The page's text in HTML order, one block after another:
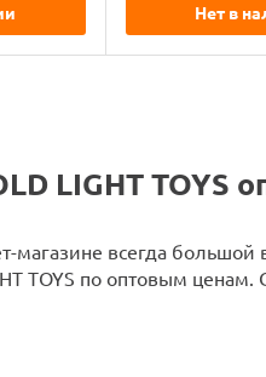
Нет в
LIGHT TOYS
магазине всегда большой
TOYS по оптовым